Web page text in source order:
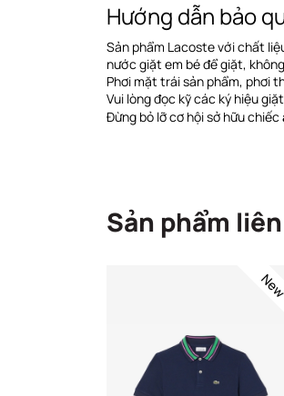
Hướng dẫn bảo
Sản phẩm Lacoste với chất
nước giặt em bé để giặt,
Phơi mặt trái sản phẩm, phơi
Vui lòng đọc kỹ các ký hiệu
Đừng bỏ lỡ cơ hội sở hữu chiếc
Sản phẩm
New